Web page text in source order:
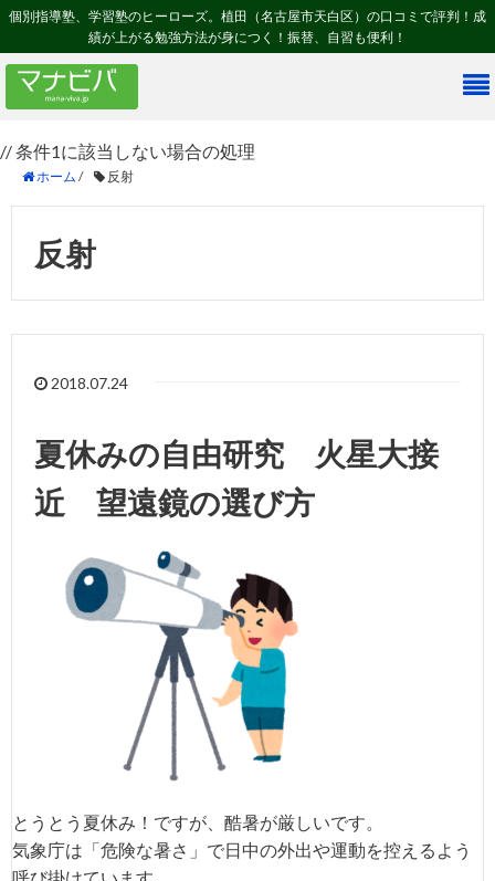
個別指導塾、学習塾のヒーローズ。植田（名古屋市天白区）の口コミで評判！成
績が上がる勉強方法が身につく！振替、自習も便利！
// 条件1に該当しない場合の処理
ホーム / 反射
反射
2018.07.24
夏休みの自由研究 火星大接
近 望遠鏡の選び方
とうとう夏休み！ですが、酷暑が厳しいです。
気象庁は「危険な暑さ」で日中の外出や運動を控えるよう